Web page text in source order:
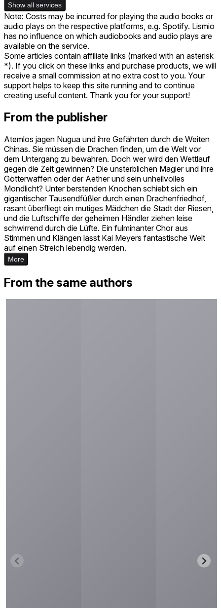
Show all services
Note: Costs may be incurred for playing the audio books or
audio plays on the respective platforms, e.g. Spotify. Lismio
has no influence on which audiobooks and audio plays are
available on the service.
Some articles contain affiliate links (marked with an asterisk
*). If you click on these links and purchase products, we will
receive a small commission at no extra cost to you. Your
support helps to keep this site running and to continue
creating useful content. Thank you for your support!
From the publisher
Atemlos jagen Nugua und ihre Gefährten durch die Weiten
Chinas. Sie müssen die Drachen finden, um die Welt vor
dem Untergang zu bewahren. Doch wer wird den Wettlauf
gegen die Zeit gewinnen? Die unsterblichen Magier und ihre
Götterwaffen oder der Aether und sein unheilvolles
Mondlicht? Unter berstenden Knochen schiebt sich ein
gigantischer Tausendfüßler durch einen Drachenfriedhof,
rasant überfliegt ein mutiges Mädchen die Stadt der Riesen,
und die Luftschiffe der geheimen Händler ziehen leise
schwirrend durch die Lüfte. Ein fulminanter Chor aus
Stimmen und Klängen lässt Kai Meyers fantastische Welt
auf einen Streich lebendig werden.
More
From the same authors